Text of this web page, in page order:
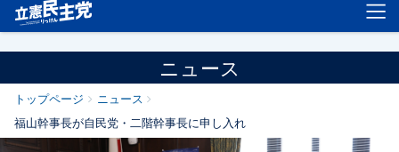
ニュース
トップページ
ニュース
福山幹事長が自民党・二階幹事長に申し入れ